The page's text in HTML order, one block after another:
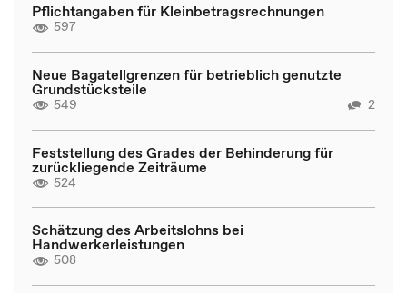
Pflichtangaben für Kleinbetragsrechnungen
597
Neue Bagatellgrenzen für betrieblich genutzte
Grundstücksteile
549 2
Feststellung des Grades der Behinderung für
zurückliegende Zeiträume
524
Schätzung des Arbeitslohns bei
Handwerkerleistungen
508